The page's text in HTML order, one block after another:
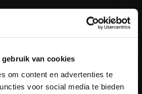
gebruik van cookies
om content en advertenties te
voor social media te bieden